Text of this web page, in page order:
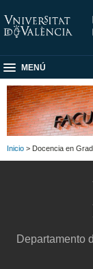
MENÚ
Inicio > Docencia en
Departamento